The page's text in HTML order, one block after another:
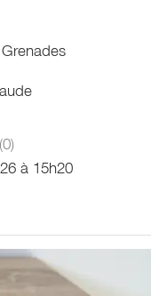
(0)
à 15h20